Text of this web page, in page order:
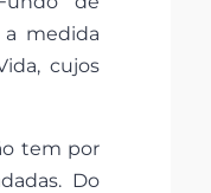
medida
cujos
tem por
Do